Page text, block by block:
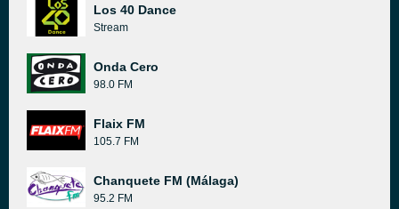
Los 40 Dance
Stream
Onda Cero
98.0 FM
Flaix FM
105.7 FM
Chanquete FM (Málaga)
95.2 FM